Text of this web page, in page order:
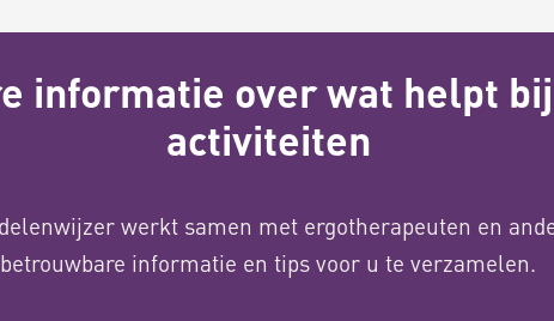
informatie over wat helpt
activiteiten
werkt samen met ergotherapeuten en
betrouwbare informatie en tips voor u te verzamelen.